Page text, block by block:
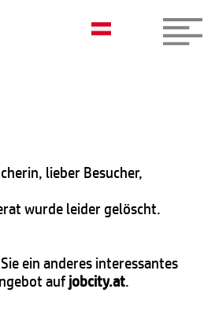
lieber Besucher,
wurde leider gelöscht.
ein anderes interessantes
aufjobcity.at.